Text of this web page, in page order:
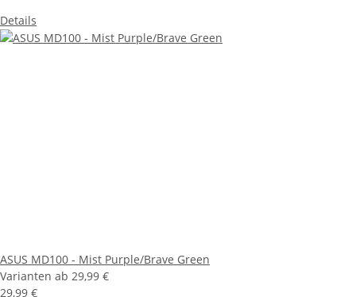
Details
ASUS MD100 - Mist Purple/Brave Green
Varianten ab 29,99 €
29,99 €